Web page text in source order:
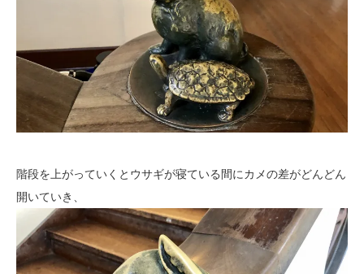
階段を上がっていくとウサギが寝ている間にカメの差がどんどん
開いていき、